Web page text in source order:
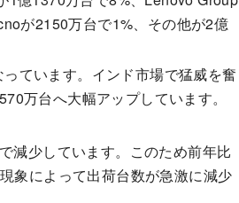
が2150万台で1%、その他が2億
ています。インド市場で猛威を奮
万台へ大幅アップしています。
減少しています。このため前年比
象によって出荷台数が急激に減少